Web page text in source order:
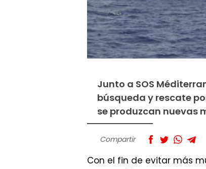
Junto a SOS
búsqueda y rescate
se produzcan nuevas
Compartir
Con el fin de evitar más